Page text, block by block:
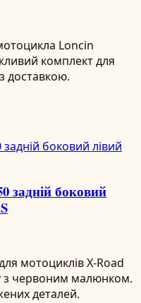
Loncin
комплект для
доставкою.
задній боковий
мотоциклів X-Road
з червоним малюнком.
деталей.